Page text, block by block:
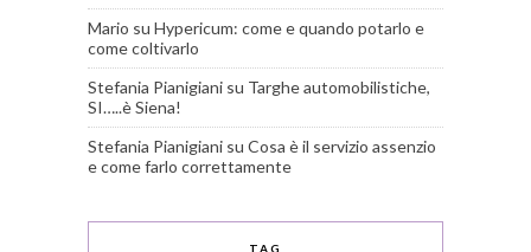
Mario su Hypericum: come e quando potarlo e
come coltivarlo
Stefania Pianigiani su Targhe automobilistiche,
SI…..è Siena!
Stefania Pianigiani su Cosa è il servizio assenzio
e come farlo correttamente
TAG